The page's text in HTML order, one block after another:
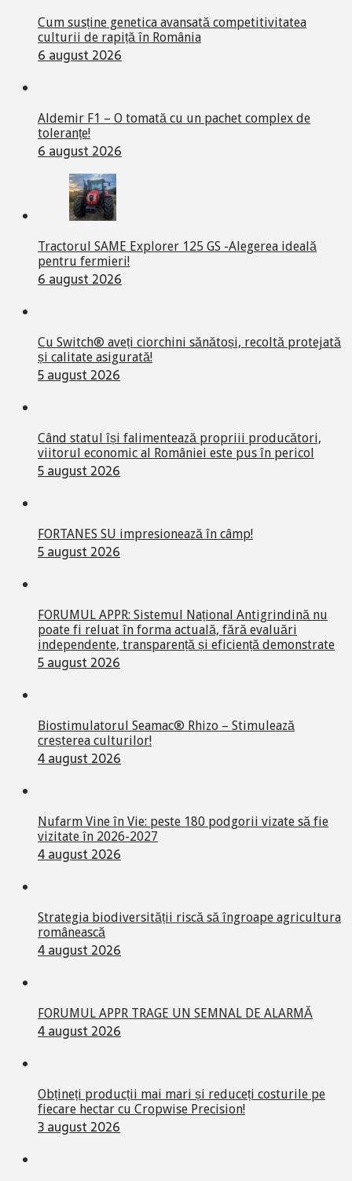
Cum susține genetica avansată competitivitatea
culturii de rapiță în România
6 august 2026
Aldemir F1 – O tomată cu un pachet complex de
toleranțe!
6 august 2026
Tractorul SAME Explorer 125 GS -Alegerea ideală
pentru fermieri!
6 august 2026
Cu Switch® aveți ciorchini sănătoși, recoltă protejată
și calitate asigurată!
5 august 2026
Când statul își falimentează propriii producători,
viitorul economic al României este pus în pericol
5 august 2026
FORTANES SU impresionează în câmp!
5 august 2026
FORUMUL APPR: Sistemul Național Antigrindină nu
poate fi reluat în forma actuală, fără evaluări
independente, transparență și eficiență demonstrate
5 august 2026
Biostimulatorul Seamac® Rhizo – Stimulează
creșterea culturilor!
4 august 2026
Nufarm Vine în Vie: peste 180 podgorii vizate să fie
vizitate în 2026-2027
4 august 2026
Strategia biodiversității riscă să îngroape agricultura
românească
4 august 2026
FORUMUL APPR TRAGE UN SEMNAL DE ALARMĂ
4 august 2026
Obțineți producții mai mari și reduceți costurile pe
fiecare hectar cu Cropwise Precision!
3 august 2026